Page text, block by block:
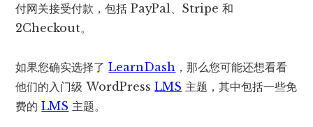
付网关接受付款，包括 PayPal、Stripe 和
2Checkout。
如果您确实选择了LearnDash ，那么您可能还想看看
他们的入门级 WordPressLMS 主题，其中包括一些免
费的LMS 主题。